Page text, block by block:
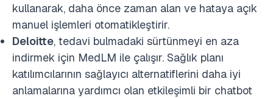
kullanarak, daha önce zaman alan ve hataya açık
manuel işlemleri otomatikleştirir.
Deloitte, tedavi bulmadaki sürtünmeyi en aza
indirmek için MedLM ile çalışır. Sağlık planı
katılımcılarının sağlayıcı alternatiflerini daha iyi
anlamalarına yardımcı olan etkileşimli bir chatbot